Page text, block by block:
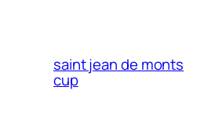
saint jean de monts
cup